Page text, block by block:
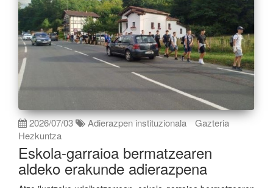
2026/07/03 Adierazpen instituzionala
Gazteria
Hezkuntza
Eskola-garraioa bermatzearen
aldeko erakunde adierazpena